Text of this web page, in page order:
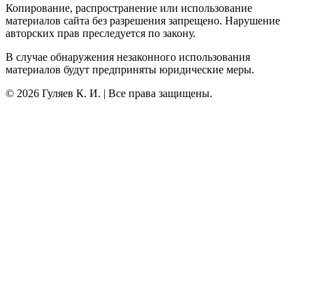
Копирование, распространение или использование
материалов сайта без разрешения запрещено. Нарушение
авторских прав преследуется по закону.
В случае обнаружения незаконного использования
материалов будут предприняты юридические меры.
© 2026 Гуляев К. И. | Все права защищены.